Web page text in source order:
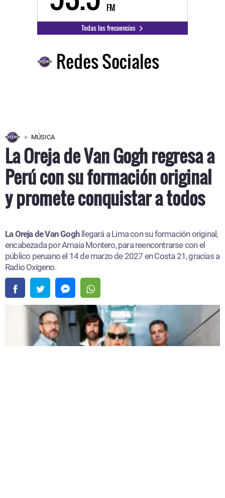
Todas las frecuencias
Redes Sociales
MÚSICA
La Oreja de Van Gogh regresa a
Perú con su formación original
y promete conquistar a todos
encabezada por Amaia Montero, para reencontrarse con el
público peruano el 14 de marzo de 2027 en Costa 21, gracias a
Radio Oxígeno.